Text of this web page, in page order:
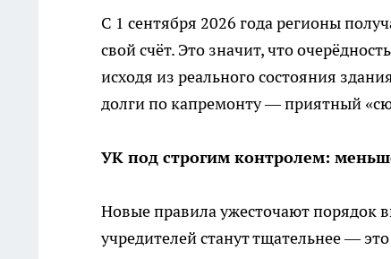
С 1 сентября 2026 года регионы
свой счёт. Это значит, что
исходя из реального состояния
долги по капремонту — приятный
УК под строгим контролем:
Новые правила ужесточают
учредителей станут тщательнее —